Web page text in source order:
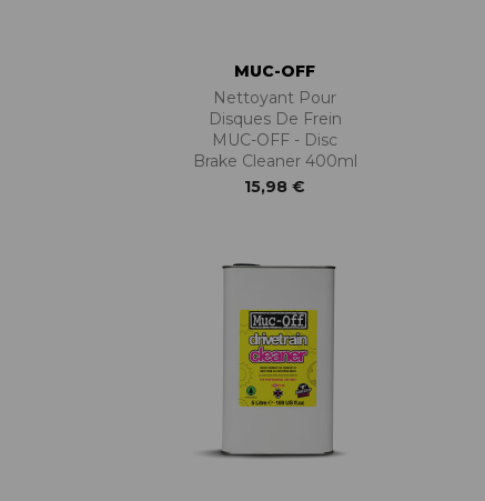
MUC-OFF
Nettoyant Pour
Disques De Frein
MUC-OFF - Disc
Brake Cleaner 400ml
15,98 €